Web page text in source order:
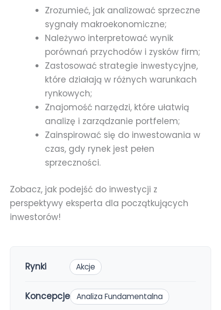
Zrozumieć, jak analizować sprzeczne
sygnały makroekonomiczne;
Należywo interpretować wynik
porównań przychodów i zysków firm;
Zastosować strategie inwestycyjne,
które działają w różnych warunkach
rynkowych;
Znajomość narzędzi, które ułatwią
analizę i zarządzanie portfelem;
Zainspirować się do inwestowania w
czas, gdy rynek jest pełen
sprzeczności.
Zobacz, jak podejść do inwestycji z
perspektywy eksperta dla początkujących
inwestorów!
Rynki Akcje
Koncepcje Analiza Fundamentalna